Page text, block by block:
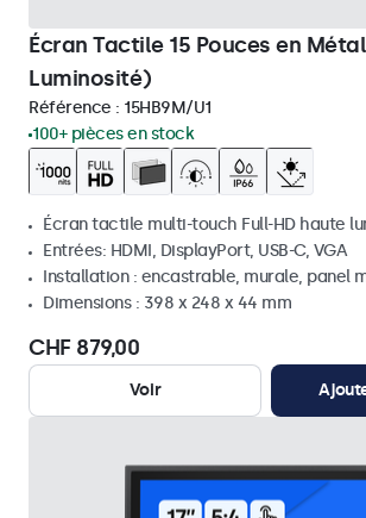
Écran Tactile 15 Pouces en
Luminosité)
Référence : 15HB9M/U1
100+ pièces en stock
Écran tactile multi-touch Full-HD haute
Entrées: HDMI, DisplayPort, USB-C, VGA
Installation : encastrable, murale, panel
Dimensions : 398 x 248 x 44 mm
CHF 879,00
Voir